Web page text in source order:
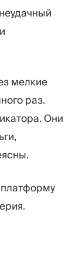
мелкие
раз.
Они